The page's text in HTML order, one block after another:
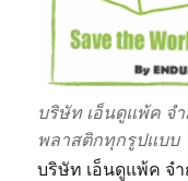
เขื้
อรา)
บริษัท เอ็นดูแพ้ค จ
พลาสติกทุกรูปแบบ
บริษัท เอ็นดูแพ้ค จ